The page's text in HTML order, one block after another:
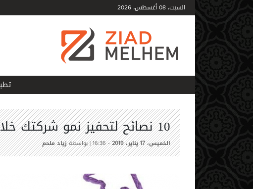
السبت، 08 أغسطس، 2026
10 نصائح لتحفيز نمو شركتك خلال العام 2019
الخميس،17يناير،2019
-
16:36| بواسطةزياد ملحم